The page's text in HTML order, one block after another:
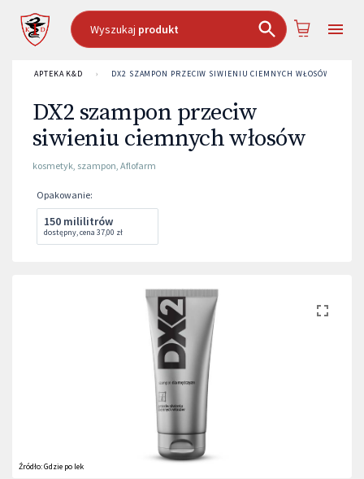
Wyszukaj produkt
APTEKA K&D › DX2 SZAMPON PRZECIW SIWIENIU CIEMNYCH WŁOSÓW
DX2 szampon przeciw
siwieniu ciemnych włosów
kosmetyk, szampon, Aflofarm
Opakowanie:
150 mililitrów
dostępny,cena 37,00 zł
Źródło:Gdzie po lek